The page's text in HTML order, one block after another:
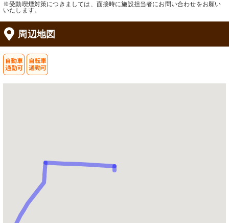
※受動喫煙対策につきましては、面接時に施設担当者にお問い合わせをお願い
いたします。
周辺地図